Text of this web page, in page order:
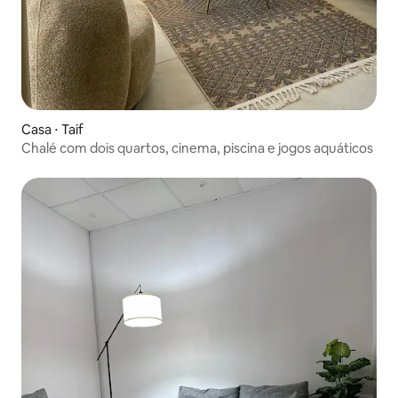
Casa ⋅ Taif
Chalé com dois quartos, cinema, piscina e jogos aquáticos